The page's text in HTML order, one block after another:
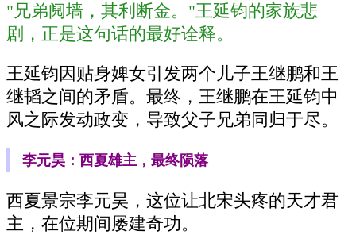
"兄弟阋墙，其利断金。"王延钧的家族悲
剧，正是这句话的最好诠释。
王延钧因贴身婢女引发两个儿子王继鹏和王
继韬之间的矛盾。最终，王继鹏在王延钧中
风之际发动政变，导致父子兄弟同归于尽。
李元昊：西夏雄主，最终陨落
西夏景宗李元昊，这位让北宋头疼的天才君
主，在位期间屡建奇功。